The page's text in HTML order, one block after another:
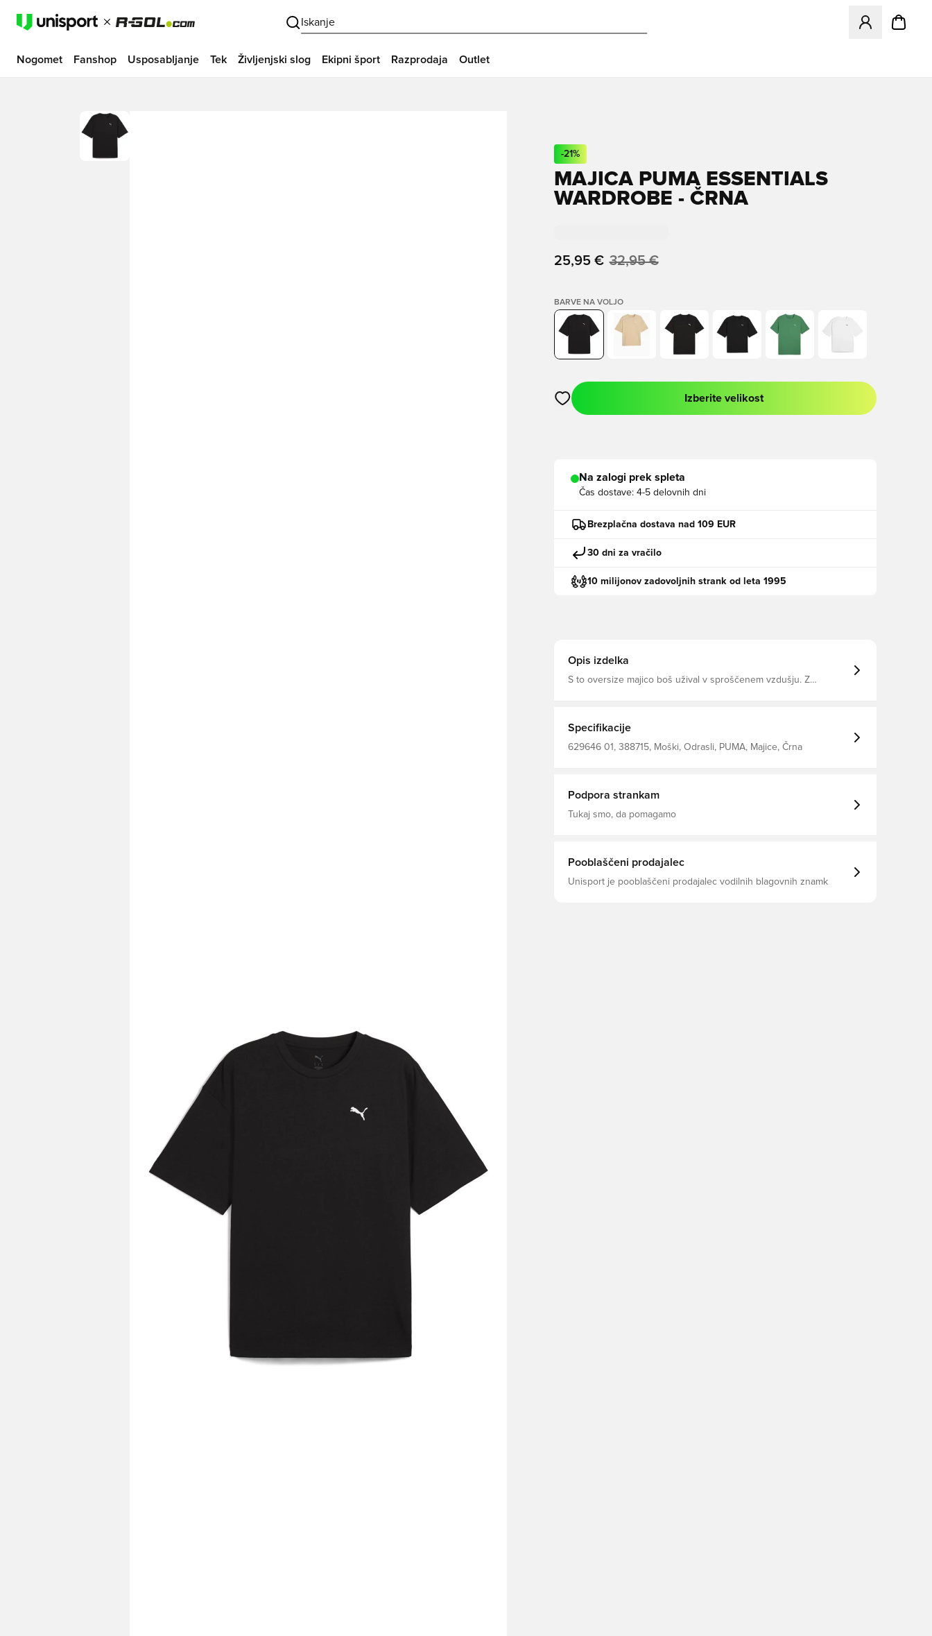
Iskanje
Odpre Modal
Nogomet Fanshop Usposabljanje Tek Življenjski slog Ekipni šport Razprodaja Outlet
-21%
MAJICA PUMA ESSENTIALS
WARDROBE - ČRNA
25,95 € 32,95 €
BARVE NA VOLJO
Odpre Modal za prijavo ali vpis kot član
Izberite velikost
Na zalogi prek spleta
Čas dostave: 4-5 delovnih dni
Brezplačna dostava nad 109 EUR
30 dni za vračilo
10 milijonov zadovoljnih strank od leta 1995
Opis izdelka
S to oversize majico boš užival v sproščenem vzdušju. Z
enojni jersey material Standardna dolžina Okrogel izrez Kratki
rokavi PUMA detajli
Specifikacije
629646 01, 388715, Moški, Odrasli, PUMA, Majice, Črna
Podpora strankam
Tukaj smo, da pomagamo
Pooblaščeni prodajalec
Unisport je pooblaščeni prodajalec vodilnih blagovnih znamk